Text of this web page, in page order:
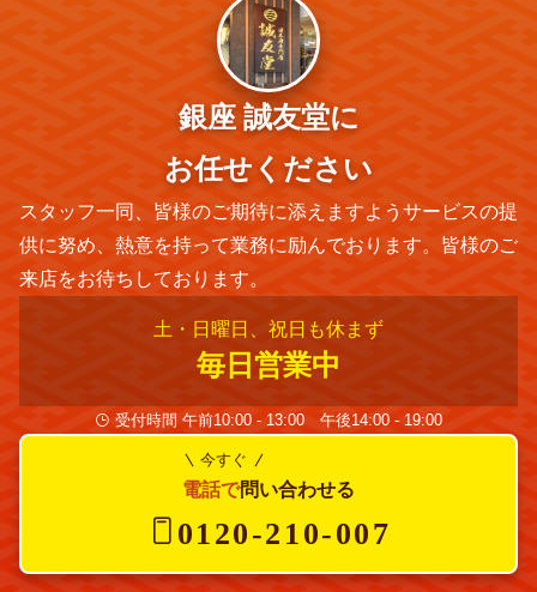
銀座 誠友堂に
お任せください
スタッフ一同、皆様のご期待に添えますようサービスの提
供に努め、熱意を持って業務に励んでおります。皆様のご
来店をお待ちしております。
土・日曜日、祝日も休まず
毎日営業中
受付時間 午前10:00 - 13:00 午後14:00 - 19:00
今すぐ
電話で問い合わせる
0120-210-007